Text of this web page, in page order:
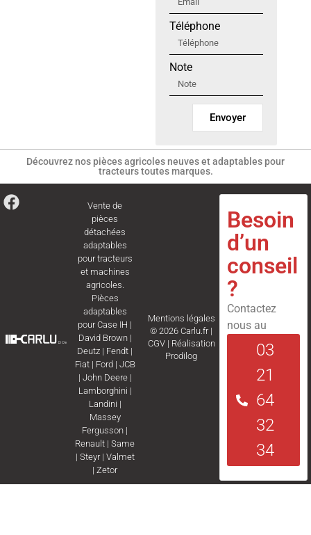
Téléphone
Note
Envoyer
Découvrez nos pièces agricoles neuves et adaptables pour
tracteurs toutes marques.
Vente de
pièces
détachées
adaptables
pour tracteurs
et machines
agricoles.
Pièces
adaptables
pourCase IH |
David Brown|
Deutz | Fendt |
Fiat| Ford | JCB
| John Deere|
Lamborghini |
Landini |
Massey
Fergusson |
Renault |Same
| Steyr| Valmet
|Zetor
Mentions légales
© 2026 Carlu.fr |
CGV| Réalisation
Prodilog
Besoin
d’un
conseil
?
Contactez
nous au
03
21
64
32
34